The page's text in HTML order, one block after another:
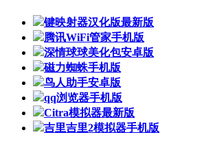
键映射器汉化版最新版
腾讯WiFi管家手机版
深情球球美化包安卓版
磁力蜘蛛手机版
鸟人助手安卓版
qq浏览器手机版
Citra模拟器最新版
吉里吉里2模拟器手机版